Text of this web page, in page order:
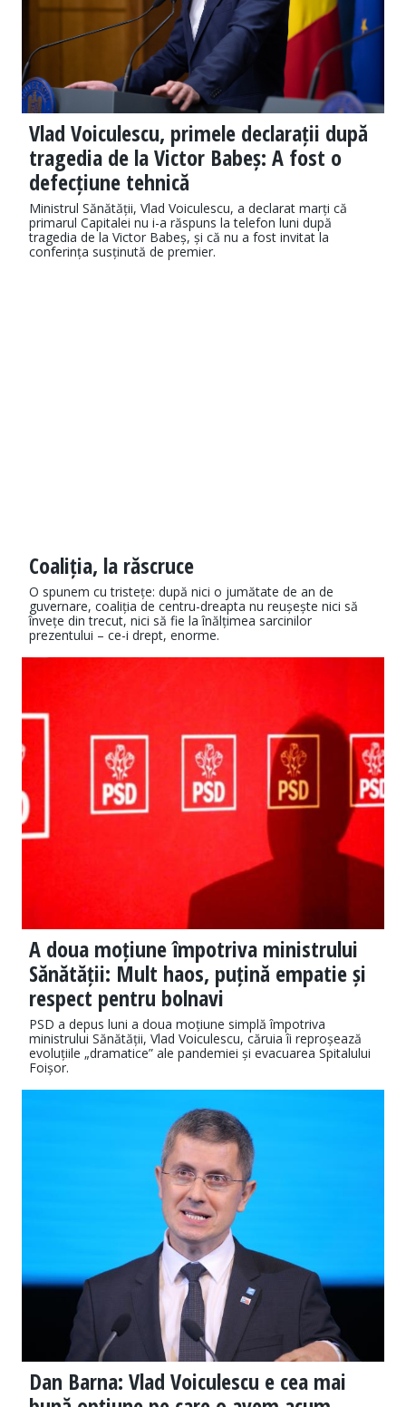
Vlad Voiculescu, primele declarații după
tragedia de la Victor Babeș: A fost o
defecțiune tehnică
Ministrul Sănătății, Vlad Voiculescu, a declarat marți că
primarul Capitalei nu i-a răspuns la telefon luni după
tragedia de la Victor Babeș, și că nu a fost invitat la
conferința susținută de premier.
Coaliția, la răscruce
O spunem cu tristețe: după nici o jumătate de an de
guvernare, coaliția de centru-dreapta nu reușește nici să
învețe din trecut, nici să fie la înălțimea sarcinilor
prezentului – ce-i drept, enorme.
A doua moțiune împotriva ministrului
Sănătății: Mult haos, puțină empatie și
respect pentru bolnavi
PSD a depus luni a doua moțiune simplă împotriva
ministrului Sănătății, Vlad Voiculescu, căruia îi reproșează
evoluțiile „dramatice” ale pandemiei și evacuarea Spitalului
Foișor.
Dan Barna: Vlad Voiculescu e cea mai